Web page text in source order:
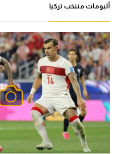
ألبومات منتخب تركيا